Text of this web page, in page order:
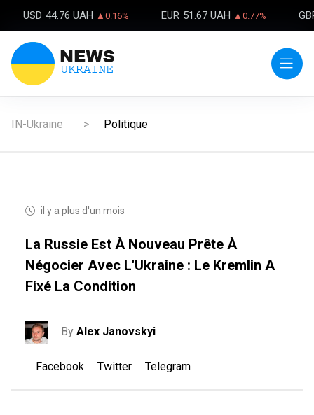
USD 44.76 UAH ▲0.16% EUR 51.67 UAH ▲0.77%
IN-Ukraine Politique
il y a plus d'un mois
La Russie Est À Nouveau Prête À
Négocier Avec L'Ukraine : Le Kremlin A
Fixé La Condition
ByAlex Janovskyi
Facebook Twitter Telegram